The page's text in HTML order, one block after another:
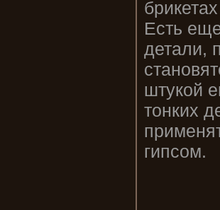
Есть
детали,
штукой
тонких
гипсом.